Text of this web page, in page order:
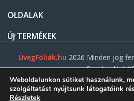
OLDALAK
ÚJ TERMÉKEK
ÜvegFóliák.hu 2026 Minden jog
Gasztro Net
Weboldalunkon sütiket használunk,
szolgáltatást nyújtsunk látogatóink
Részletek